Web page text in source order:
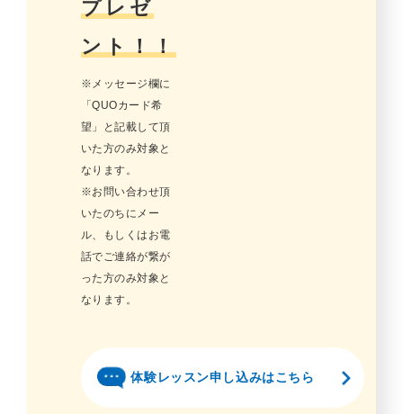
プレゼ
ント！！
※メッセージ欄に
「QUOカード希
望」と記載して頂
いた方のみ対象と
なります。
※お問い合わせ頂
いたのちにメー
ル、もしくはお電
話でご連絡が繋が
った方のみ対象と
なります。
体験レッスン申し込みはこちら